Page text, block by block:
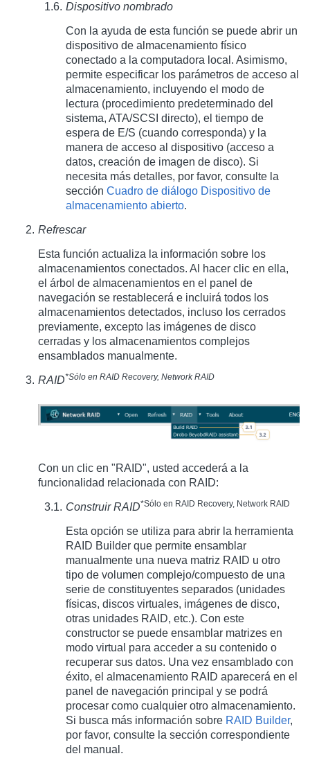
Dispositivo nombrado
Con la ayuda de esta función se puede abrir un
dispositivo de almacenamiento físico
conectado a la computadora local. Asimismo,
permite especificar los parámetros de acceso al
almacenamiento, incluyendo el modo de
lectura (procedimiento predeterminado del
sistema, ATA/SCSI directo), el tiempo de
espera de E/S (cuando corresponda) y la
manera de acceso al dispositivo (acceso a
datos, creación de imagen de disco). Si
necesita más detalles, por favor, consulte la
sección Cuadro de diálogo Dispositivo de
almacenamiento abierto.
Refrescar
Esta función actualiza la información sobre los
almacenamientos conectados. Al hacer clic en ella,
el árbol de almacenamientos en el panel de
navegación se restablecerá e incluirá todos los
almacenamientos detectados, incluso los cerrados
previamente, excepto las imágenes de disco
cerradas y los almacenamientos complejos
ensamblados manualmente.
RAID*Sólo en RAID Recovery, Network RAID
Con un clic en "RAID", usted accederá a la
funcionalidad relacionada con RAID:
Construir RAID*Sólo en RAID Recovery, Network RAID
Esta opción se utiliza para abrir la herramienta
RAID Builder que permite ensamblar
manualmente una nueva matriz RAID u otro
tipo de volumen complejo/compuesto de una
serie de constituyentes separados (unidades
físicas, discos virtuales, imágenes de disco,
otras unidades RAID, etc.). Con este
constructor se puede ensamblar matrizes en
modo virtual para acceder a su contenido o
recuperar sus datos. Una vez ensamblado con
éxito, el almacenamiento RAID aparecerá en el
panel de navegación principal y se podrá
procesar como cualquier otro almacenamiento.
Si busca más información sobre RAID Builder,
por favor, consulte la sección correspondiente
del manual.